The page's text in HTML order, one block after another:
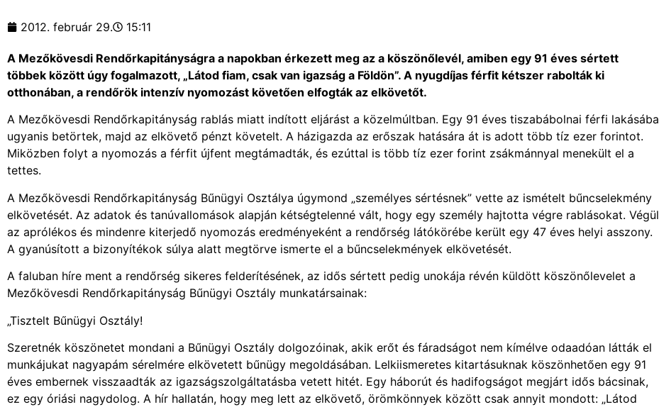
2012. február 29. 15:11
A Mezőkövesdi Rendőrkapitányságra a napokban érkezett meg az a köszönőlevél, amiben egy 91 éves sértett
többek között úgy fogalmazott, „Látod fiam, csak van igazság a Földön”. A nyugdíjas férfit kétszer rabolták ki
otthonában, a rendőrök intenzív nyomozást követően elfogták az elkövetőt.
A Mezőkövesdi Rendőrkapitányság rablás miatt indított eljárást a közelmúltban. Egy 91 éves tiszabábolnai férfi lakásába
ugyanis betörtek, majd az elkövető pénzt követelt. A házigazda az erőszak hatására át is adott több tíz ezer forintot.
Miközben folyt a nyomozás a férfit újfent megtámadták, és ezúttal is több tíz ezer forint zsákmánnyal menekült el a
tettes.
A Mezőkövesdi Rendőrkapitányság Bűnügyi Osztálya úgymond „személyes sértésnek” vette az ismételt bűncselekmény
elkövetését. Az adatok és tanúvallomások alapján kétségtelenné vált, hogy egy személy hajtotta végre rablásokat. Végül
az aprólékos és mindenre kiterjedő nyomozás eredményeként a rendőrség látókörébe került egy 47 éves helyi asszony.
A gyanúsított a bizonyítékok súlya alatt megtörve ismerte el a bűncselekmények elkövetését.
A faluban híre ment a rendőrség sikeres felderítésének, az idős sértett pedig unokája révén küldött köszönőlevelet a
Mezőkövesdi Rendőrkapitányság Bűnügyi Osztály munkatársainak:
„Tisztelt Bűnügyi Osztály!
Szeretnék köszönetet mondani a Bűnügyi Osztály dolgozóinak, akik erőt és fáradságot nem kímélve odaadóan látták el
munkájukat nagyapám sérelmére elkövetett bűnügy megoldásában. Lelkiismeretes kitartásuknak köszönhetően egy 91
éves embernek visszaadták az igazságszolgáltatásba vetett hitét. Egy háborút és hadifogságot megjárt idős bácsinak,
ez egy óriási nagydolog. A hír hallatán, hogy meg lett az elkövető, örömkönnyek között csak annyit mondott: „Látod